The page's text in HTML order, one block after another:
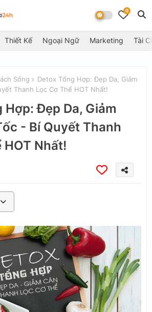
0
Thiết Kế Ngoại Ngữ Marketing Tài
Sống
Detox Tổng Hợp: Đẹp Da, Giảm
Thanh Lọc Cơ Thể HOT Nhất!
Hợp: Đẹp Da, Giảm
- Bí Quyết Thanh
HOT Nhất!